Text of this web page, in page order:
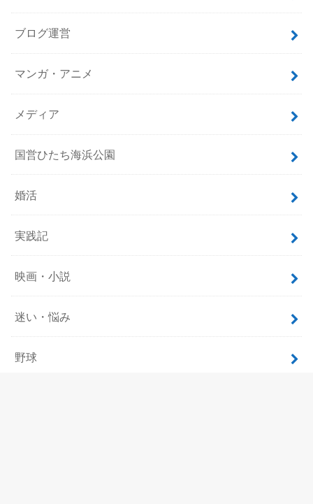
ブログ運営
マンガ・アニメ
メディア
国営ひたち海浜公園
婚活
実践記
映画・小説
迷い・悩み
野球